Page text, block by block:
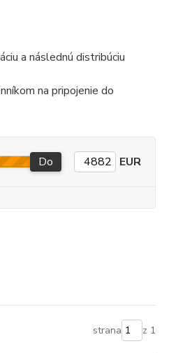
a následnú distribúciu
na pripojenie do
Do EUR
strana z 1